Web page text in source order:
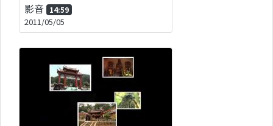
影音 14:59
2011/05/05